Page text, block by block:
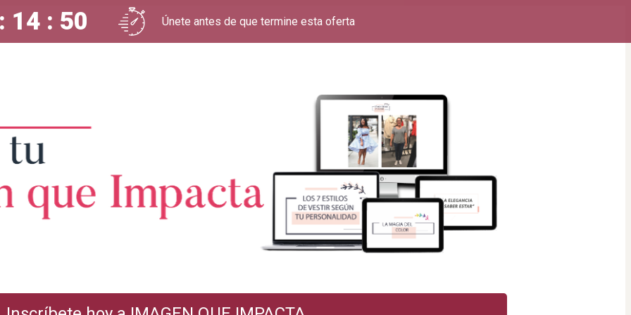
14 : 49 Únete antes de que termine esta oferta